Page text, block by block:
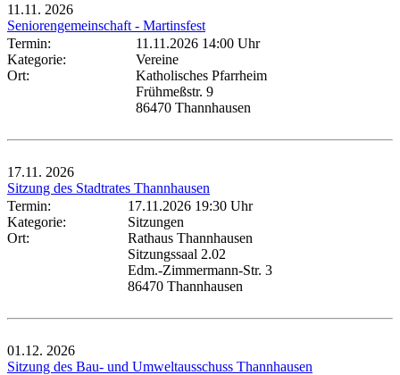
11.11. 2026
Seniorengemeinschaft - Martinsfest
Termin:
11.11.2026 14:00 Uhr
Kategorie:
Vereine
Ort:
Katholisches Pfarrheim
Frühmeßstr. 9
86470 Thannhausen
17.11. 2026
Sitzung des Stadtrates Thannhausen
Termin:
17.11.2026 19:30 Uhr
Kategorie:
Sitzungen
Ort:
Rathaus Thannhausen
Sitzungssaal 2.02
Edm.-Zimmermann-Str. 3
86470 Thannhausen
01.12. 2026
Sitzung des Bau- und Umweltausschuss Thannhausen